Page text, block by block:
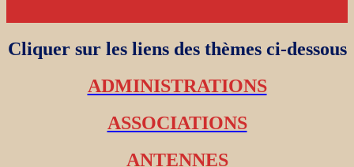
Cliquer sur les liens des thèmes ci-dessous
ADMINISTRATIONS
ASSOCIATIONS
ANTENNES